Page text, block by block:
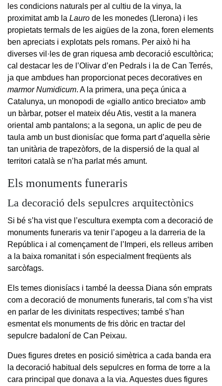
les condicions naturals per al cultiu de la vinya, la
proximitat amb la Lauro de les monedes (Llerona) i les
propietats termals de les aigües de la zona, foren elements
ben apreciats i explotats pels romans. Per això hi ha
diverses vil·les de gran riquesa amb decoració escultòrica;
cal destacar les de l’Olivar d’en Pedrals i la de Can Terrés,
ja que ambdues han proporcionat peces decoratives en
marmor Numidicum. A la primera, una peça única a
Catalunya, un monopodi de «giallo antico breciato» amb
un bàrbar, potser el mateix déu Atis, vestit a la manera
oriental amb pantalons; a la segona, un aplic de peu de
taula amb un bust dionisíac que forma part d’aquella sèrie
tan unitària de trapezòfors, de la dispersió de la qual al
territori català se n’ha parlat més amunt.
Els monuments funeraris
La decoració dels sepulcres arquitectònics
Si bé s’ha vist que l’escultura exempta com a decoració de
monuments funeraris va tenir l’apogeu a la darreria de la
República i al començament de l’Imperi, els relleus arriben
a la baixa romanitat i són especialment freqüents als
sarcòfags.
Els temes dionisíacs i també la deessa Diana són emprats
com a decoració de monuments funeraris, tal com s’ha vist
en parlar de les divinitats respectives; també s’han
esmentat els monuments de fris dòric en tractar del
sepulcre badaloní de Can Peixau.
Dues figures dretes en posició simètrica a cada banda era
la decoració habitual dels sepulcres en forma de torre a la
cara principal que donava a la via. Aquestes dues figures